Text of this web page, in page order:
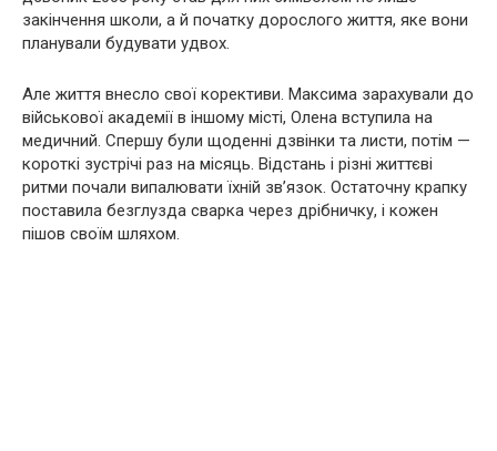
закінчення школи, а й початку дорослого життя, яке вони
планували будувати удвох.
Але життя внесло свої корективи. Максима зарахували до
військової академії в іншому місті, Олена вступила на
медичний. Спершу були щоденні дзвінки та листи, потім —
короткі зустрічі раз на місяць. Відстань і різні життєві
ритми почали випалювати їхній зв’язок. Остаточну крапку
поставила безглузда сварка через дрібничку, і кожен
пішов своїм шляхом.